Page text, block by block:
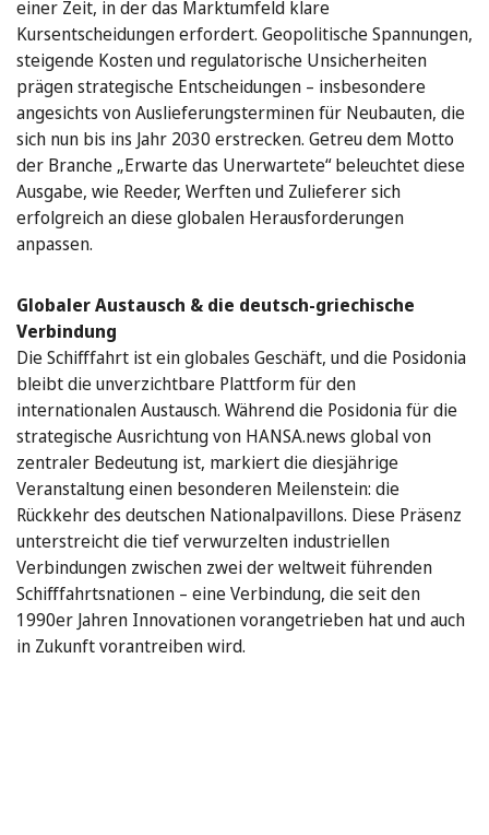
einer Zeit, in der das Marktumfeld klare
Kursentscheidungen erfordert. Geopolitische Spannungen,
steigende Kosten und regulatorische Unsicherheiten
prägen strategische Entscheidungen – insbesondere
angesichts von Auslieferungsterminen für Neubauten, die
sich nun bis ins Jahr 2030 erstrecken. Getreu dem Motto
der Branche „Erwarte das Unerwartete“ beleuchtet diese
Ausgabe, wie Reeder, Werften und Zulieferer sich
erfolgreich an diese globalen Herausforderungen
anpassen.
Globaler Austausch & die deutsch-griechische
Verbindung
Die Schifffahrt ist ein globales Geschäft, und die Posidonia
bleibt die unverzichtbare Plattform für den
internationalen Austausch. Während die Posidonia für die
strategische Ausrichtung von HANSA.news global von
zentraler Bedeutung ist, markiert die diesjährige
Veranstaltung einen besonderen Meilenstein: die
Rückkehr des deutschen Nationalpavillons. Diese Präsenz
unterstreicht die tief verwurzelten industriellen
Verbindungen zwischen zwei der weltweit führenden
Schifffahrtsnationen – eine Verbindung, die seit den
1990er Jahren Innovationen vorangetrieben hat und auch
in Zukunft vorantreiben wird.